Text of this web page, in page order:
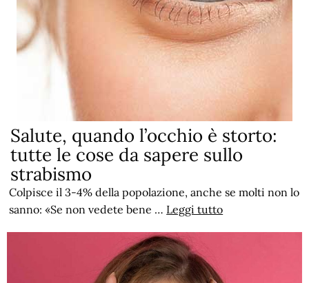
Salute, quando l’occhio è storto:
tutte le cose da sapere sullo
strabismo
Colpisce il 3-4% della popolazione, anche se molti non lo
sanno: «Se non vedete bene … Leggi tutto